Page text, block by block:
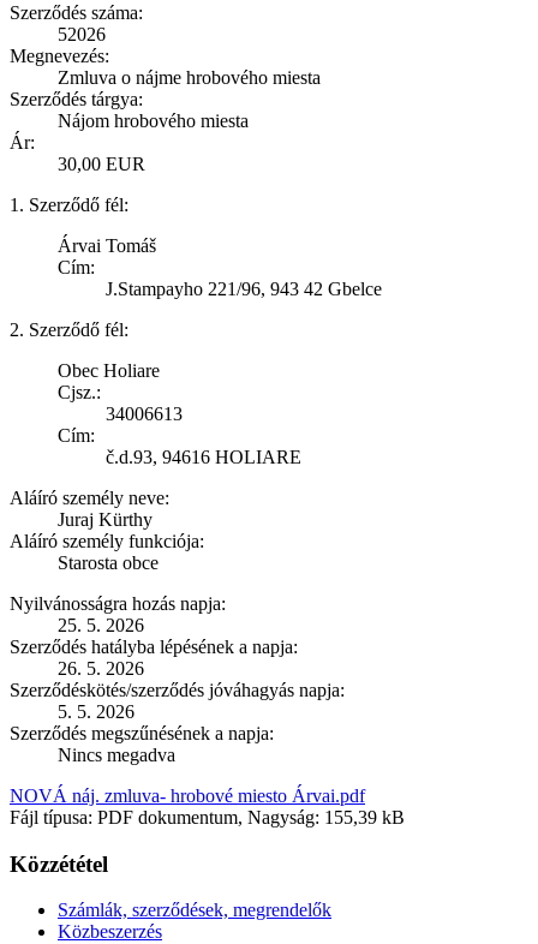
Szerződés száma:
52026
Megnevezés:
Zmluva o nájme hrobového miesta
Szerződés tárgya:
Nájom hrobového miesta
Ár:
30,00 EUR
1. Szerződő fél:
Árvai Tomáš
Cím:
J.Stampayho 221/96, 943 42 Gbelce
2. Szerződő fél:
Obec Holiare
Cjsz.:
34006613
Cím:
č.d.93, 94616 HOLIARE
Aláíró személy neve:
Juraj Kürthy
Aláíró személy funkciója:
Starosta obce
Nyilvánosságra hozás napja:
25. 5. 2026
Szerződés hatályba lépésének a napja:
26. 5. 2026
Szerződéskötés/szerződés jóváhagyás napja:
5. 5. 2026
Szerződés megszűnésének a napja:
Nincs megadva
NOVÁ náj. zmluva- hrobové miesto Árvai.pdf
Fájl típusa: PDF dokumentum, Nagyság: 155,39 kB
Közzététel
Számlák, szerződések, megrendelők
Közbeszerzés